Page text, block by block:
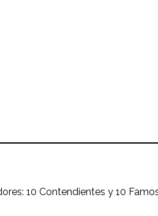
10 Contendientes y 10